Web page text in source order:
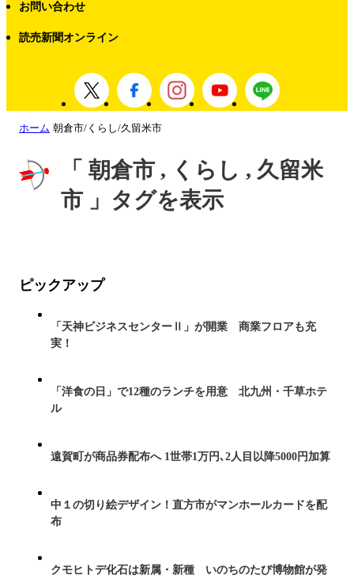
お問い合わせ
読売新聞オンライン
ホーム 朝倉市/くらし/久留米市
「 朝倉市 , くらし , 久留米
市 」タグを表示
ピックアップ
「天神ビジネスセンターⅡ」が開業 商業フロアも充
実！
「洋食の日」で12種のランチを用意 北九州・千草ホテ
ル
遠賀町が商品券配布へ 1世帯1万円､2人目以降5000円加算
中１の切り絵デザイン！直方市がマンホールカードを配
布
クモヒトデ化石は新属・新種 いのちのたび博物館が発